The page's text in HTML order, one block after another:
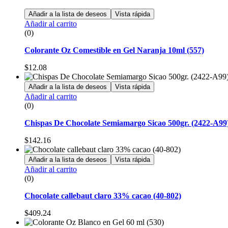
Añadir a la lista de deseos Vista rápida
Añadir al carrito
(0)
Colorante Oz Comestible en Gel Naranja 10ml (557)
$12.08
Añadir a la lista de deseos Vista rápida
Añadir al carrito
(0)
Chispas De Chocolate Semiamargo Sicao 500gr. (2422-
$142.16
Añadir a la lista de deseos Vista rápida
Añadir al carrito
(0)
Chocolate callebaut claro 33% cacao (40-802)
$409.24